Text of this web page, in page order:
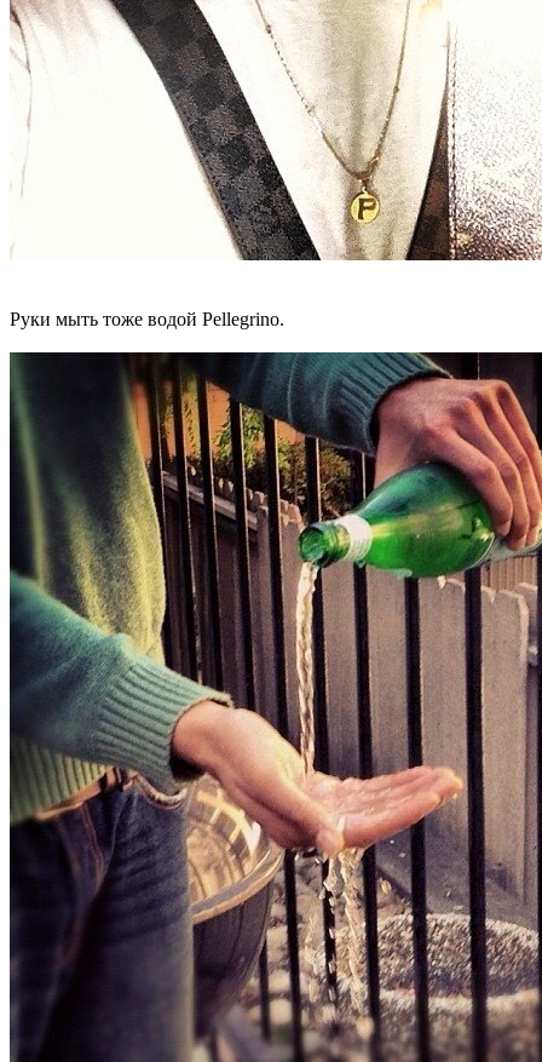
Руки мыть тоже водой Pellegrino.